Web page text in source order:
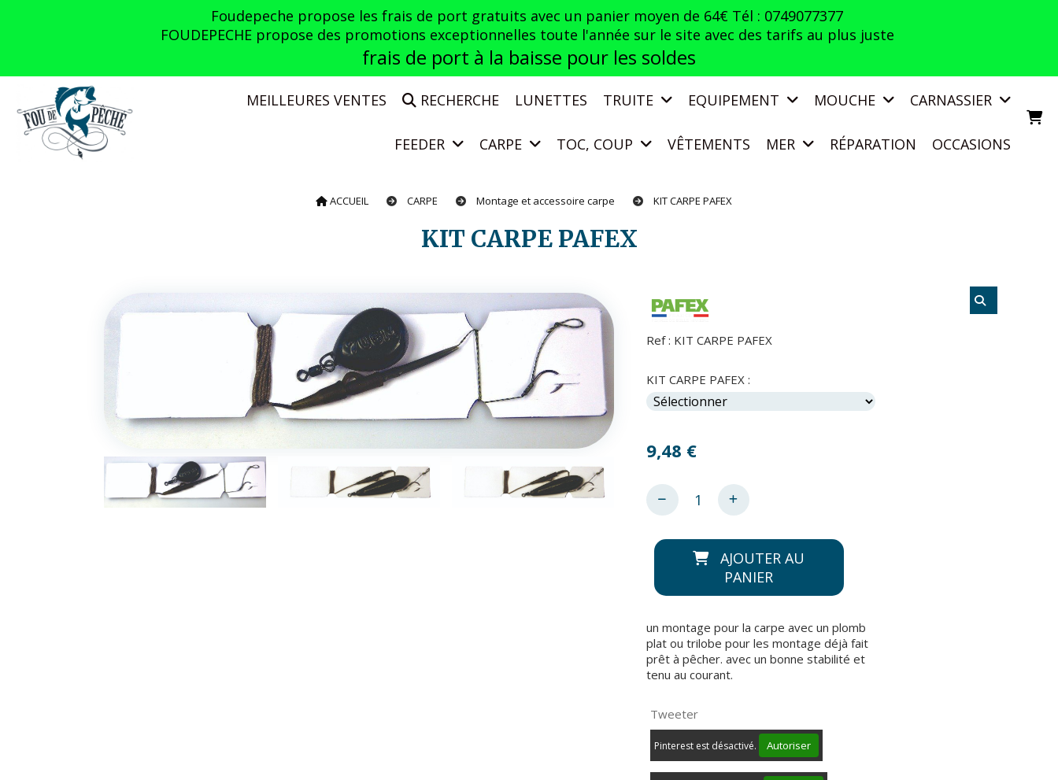
Foudepeche propose les frais de port gratuits avec un panier moyen de 64€ Tél : 0749077377
FOUDEPECHE propose des promotions exceptionnelles toute l'année sur le site avec des tarifs au plus juste
frais de port à la baisse pour les soldes
MEILLEURES VENTES RECHERCHE LUNETTES TRUITE EQUIPEMENT MOUCHE CARNASSIER
FEEDER CARPE TOC, COUP VÊTEMENTS MER RÉPARATION OCCASIONS
ACCUEIL CARPE Montage et accessoire carpe KIT CARPE PAFEX
KIT CARPE PAFEX
Ref : KIT CARPE PAFEX
KIT CARPE PAFEX :
9,48 €
AJOUTER AU
PANIER
un montage pour la carpe avec un plomb
plat ou trilobe pour les montage déjà fait
prêt à pêcher. avec un bonne stabilité et
tenu au courant.
Tweeter
Pinterest est désactivé. Autoriser